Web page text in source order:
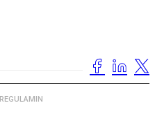
REGULAMIN